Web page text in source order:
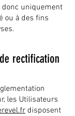
uniquement
ou à des fins
rectification
les Utilisateurs
disposent